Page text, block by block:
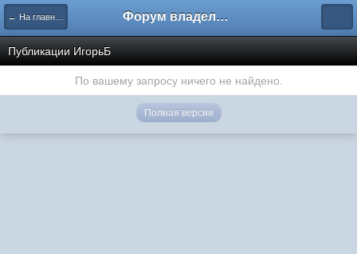
← На главную Форум владельцев интернет-магазинов
Публикации ИгорьБ
По вашему запросу ничего не найдено.
Полная версия